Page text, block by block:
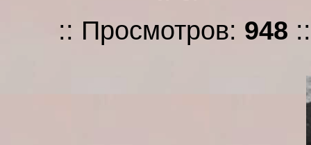
:: Просмотров: 948